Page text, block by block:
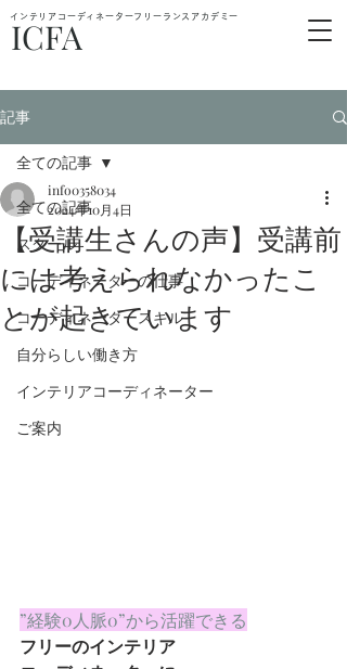
ICFA
インテリアコーディネーターフリーランスアカデミー
記事
全ての記事
スクール
コーディネーターの仕事
コーディネータースキル
自分らしい働き方
インテリアコーディネーター
ご案内
全ての記事
【受講生さんの声】受講前
には考えられなかったこ
とが起きています
info0358034
2024年10月4日
”経験0人脈0”から活躍できる
フリーのインテリア